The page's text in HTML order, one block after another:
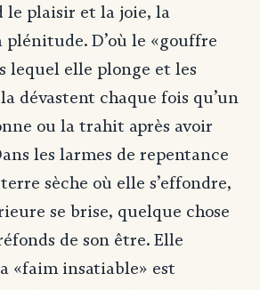
le plaisir et la joie, la
plénitude. D’où le «gouffre
lequel elle plonge et les
dévastent chaque fois qu’un
ou la trahit après avoir
les larmes de repentance
sèche où elle s’effondre,
se brise, quelque chose
de son être. Elle
«faim insatiable» est